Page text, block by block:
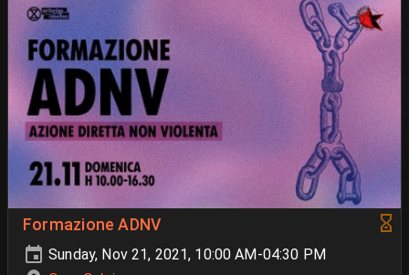
Formazione ADNV
Sunday, Nov 21, 2021, 10:00 AM-04:30 PM